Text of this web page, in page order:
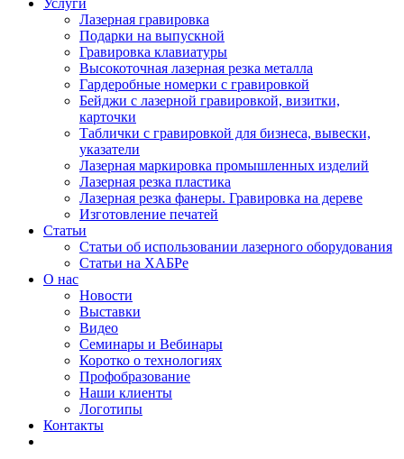
Услуги
Лазерная гравировка
Подарки на выпускной
Гравировка клавиатуры
Высокоточная лазерная резка металла
Гардеробные номерки с гравировкой
Бейджи с лазерной гравировкой, визитки,
карточки
Таблички с гравировкой для бизнеса, вывески,
указатели
Лазерная маркировка промышленных изделий
Лазерная резка пластика
Лазерная резка фанеры. Гравировка на дереве
Изготовление печатей
Статьи
Статьи об использовании лазерного оборудования
Статьи на ХАБРе
О нас
Новости
Выставки
Видео
Семинары и Вебинары
Коротко о технологиях
Профобразование
Наши клиенты
Логотипы
Контакты